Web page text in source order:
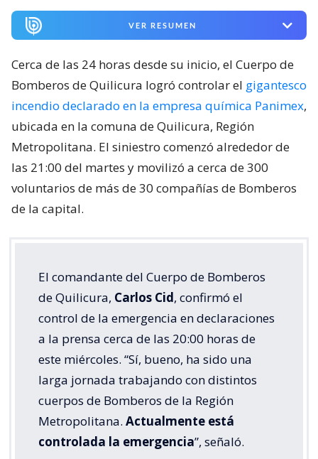
VER RESUMEN
Cerca de las 24 horas desde su inicio, el Cuerpo de
Bomberos de Quilicura logró controlar el gigantesco
incendio declarado en la empresa química Panimex,
ubicada en la comuna de Quilicura, Región
Metropolitana. El siniestro comenzó alrededor de
las 21:00 del martes y movilizó a cerca de 300
voluntarios de más de 30 compañías de Bomberos
de la capital.
El comandante del Cuerpo de Bomberos
de Quilicura, Carlos Cid, confirmó el
control de la emergencia en declaraciones
a la prensa cerca de las 20:00 horas de
este miércoles. “Sí, bueno, ha sido una
larga jornada trabajando con distintos
cuerpos de Bomberos de la Región
Metropolitana. Actualmente está
controlada la emergencia”, señaló.